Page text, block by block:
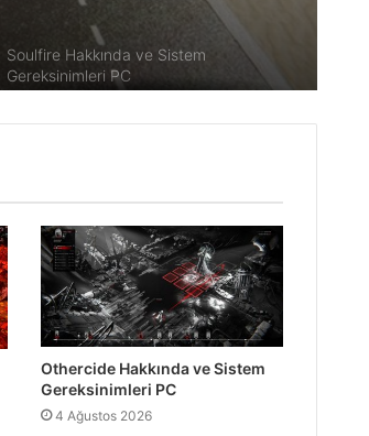
Soulfire Hakkında ve Sistem
Gereksinimleri PC
Fall Guys Sistem Gereksinimleri PC
SnowFighters Hakkında ve Sistem
Gereksinimleri
Dual Gear Hakkında ve Sistem
Othercide Hakkında ve Sistem
Gereksinimleri PC
4 Ağustos 2026